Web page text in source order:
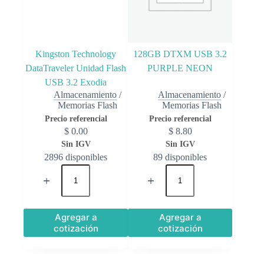
Kingston Technology
DataTraveler Unidad Flash
USB 3.2 Exodia
Almacenamiento /
Memorias Flash
$0.00
2896 disponibles
Agregar a
cotización
128GB DTXM USB 3.2
PURPLE NEON
Almacenamiento /
Memorias Flash
$8.80
89 disponibles
Agregar a
cotización